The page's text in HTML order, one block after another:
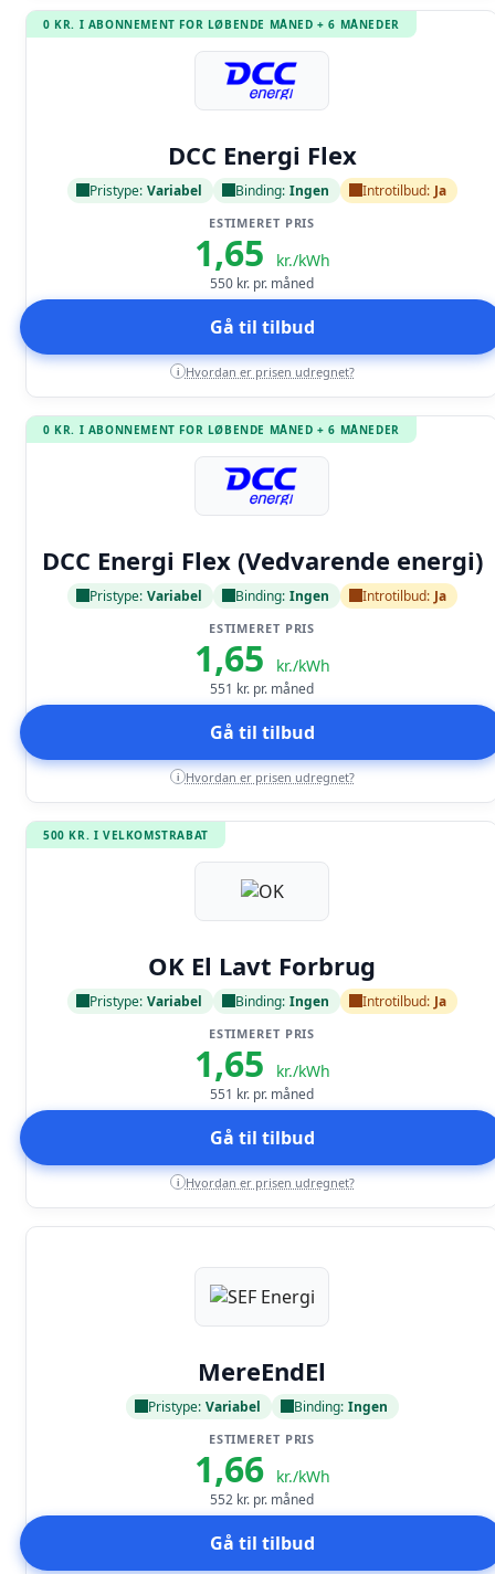
0 KR. I ABONNEMENT FOR LØBENDE MÅNED + 6 MÅNEDER
DCC Energi Flex
Pristype: Variabel Binding: Ingen Introtilbud: Ja
ESTIMERET PRIS
1,65 kr./kWh
550 kr. pr. måned
Gå til tilbud
i Hvordan er prisen udregnet?
0 KR. I ABONNEMENT FOR LØBENDE MÅNED + 6 MÅNEDER
DCC Energi Flex (Vedvarende energi)
Pristype: Variabel Binding: Ingen Introtilbud: Ja
ESTIMERET PRIS
1,65 kr./kWh
551 kr. pr. måned
Gå til tilbud
i Hvordan er prisen udregnet?
500 KR. I VELKOMSTRABAT
OK El Lavt Forbrug
Pristype: Variabel Binding: Ingen Introtilbud: Ja
ESTIMERET PRIS
1,65 kr./kWh
551 kr. pr. måned
Gå til tilbud
i Hvordan er prisen udregnet?
MereEndEl
Pristype: Variabel Binding: Ingen
ESTIMERET PRIS
1,66 kr./kWh
552 kr. pr. måned
Gå til tilbud